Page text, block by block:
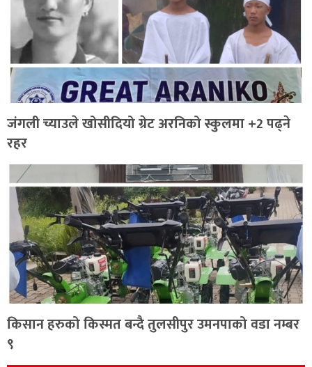
जंगली च्याउले खोसीदियो ग्रेट अरनिको स्कुलमा +2 पढ्ने
रहर
किसान हरुको किस्मत बन्दै तुलसीपुर उमनपाको वडा नम्बर
९